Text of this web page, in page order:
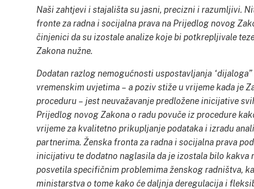
Naši zahtjevi i stajališta su jasni, precizni i razumljivi.
fronte za radna i socijalna prava na Prijedlog novog
činjenici da su izostale analize koje bi potkrepljivale
Zakona nužne.
Dodatan razlog nemogućnosti uspostavljanja
vremenskim uvjetima – a poziv stiže u vrijeme kada je
proceduru – jest neuvažavanje predložene inicijative
Prijedlog novog Zakona o radu povuče iz procedure
vrijeme za kvalitetno prikupljanje podataka i izradu
partnerima. Ženska fronta za radna i socijalna prava
inicijativu te dodatno naglasila da je izostala bilo kakva
posvetila specifičnim problemima ženskog radništva,
ministarstva o tome kako će daljnja deregulacija i